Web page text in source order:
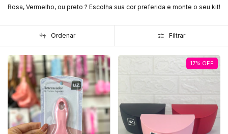
Rosa, Vermelho, ou preto ? Escolha sua cor preferida e monte o seu kit!
Ordenar Filtrar
17% OFF